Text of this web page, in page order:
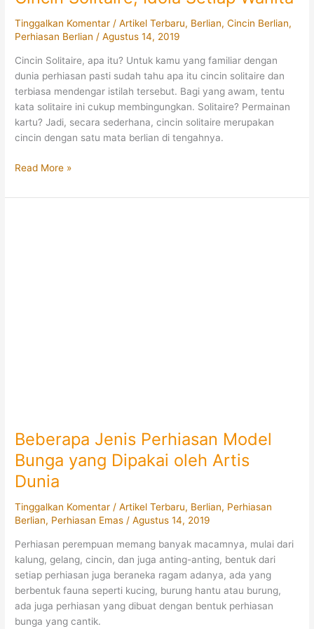
Tinggalkan Komentar /Artikel Terbaru, Berlian,Cincin Berlian,
Perhiasan Berlian /Agustus 14, 2019
Cincin Solitaire, apa itu? Untuk kamu yang familiar dengan
dunia perhiasan pasti sudah tahu apa itu cincin solitaire dan
terbiasa mendengar istilah tersebut. Bagi yang awam, tentu
kata solitaire ini cukup membingungkan. Solitaire? Permainan
kartu? Jadi, secara sederhana, cincin solitaire merupakan
cincin dengan satu mata berlian di tengahnya.
Kilau
yang
Read More »
Beberapa Jenis Perhiasan Model
Bunga yang Dipakai oleh Artis
Dunia
Tinggalkan Komentar /Artikel Terbaru, Berlian, Perhiasan
Berlian, Perhiasan Emas /Agustus 14, 2019
Perhiasan perempuan memang banyak macamnya, mulai dari
kalung, gelang, cincin, dan juga anting-anting, bentuk dari
setiap perhiasan juga beraneka ragam adanya, ada yang
berbentuk fauna seperti kucing, burung hantu atau burung,
ada juga perhiasan yang dibuat dengan bentuk perhiasan
bunga yang cantik.